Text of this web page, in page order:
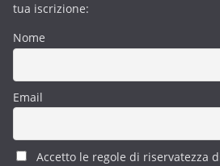
tua iscrizione:
Nome
Email
Accetto le regole di riservatezza